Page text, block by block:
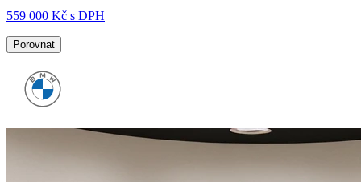
559 000 Kč s DPH
Porovnat